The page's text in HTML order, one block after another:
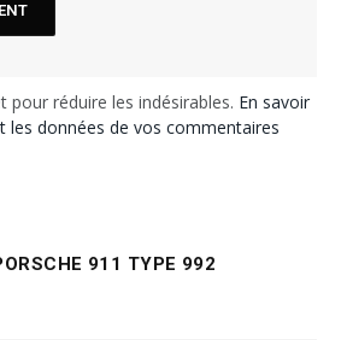
pour réduire les indésirables. En savoir
les données de vos commentaires
911 TYPE 992